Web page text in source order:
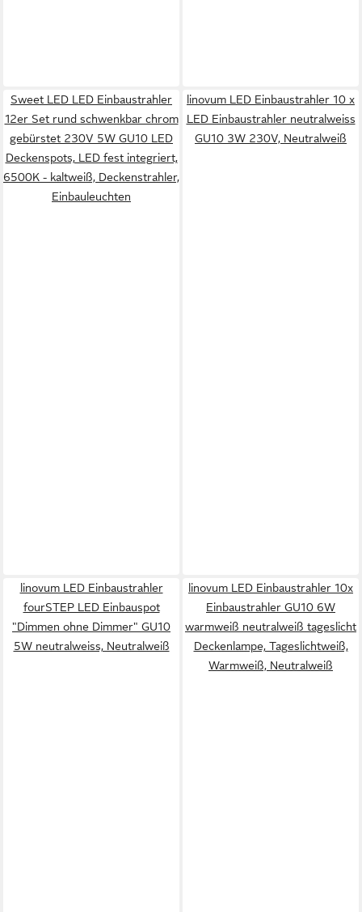
Sweet LED LED Einbaustrahler
12er Set rund schwenkbar chrom
gebürstet 230V 5W GU10 LED
Deckenspots, LED fest integriert,
6500K - kaltweiß, Deckenstrahler,
Einbauleuchten
linovum LED Einbaustrahler 10 x
LED Einbaustrahler neutralweiss
GU10 3W 230V, Neutralweiß
linovum LED Einbaustrahler
fourSTEP LED Einbauspot
"Dimmen ohne Dimmer" GU10
5W neutralweiss, Neutralweiß
linovum LED Einbaustrahler 10x
Einbaustrahler GU10 6W
warmweiß neutralweiß tageslicht
Deckenlampe, Tageslichtweiß,
Warmweiß, Neutralweiß